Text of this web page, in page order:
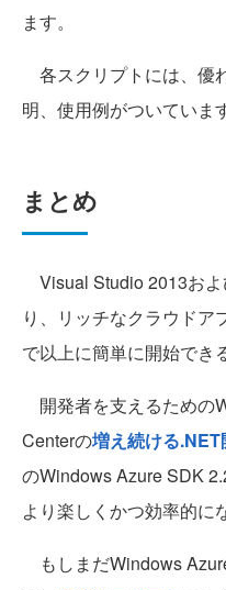
ます。
各スクリプトには、優
明、使用例がついています
まとめ
Visual Studio 2013お
り、リッチなクラウドア
で以上に簡単に開始でき
開発者を支えるための
Centerの増え続ける
のWindows Azure SDK
より楽しくかつ効率的に
もしまだWindows